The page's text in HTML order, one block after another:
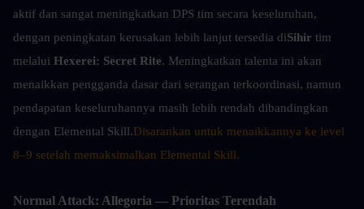
aktif dan sangat meningkatkan DPS tim secara keseluruhan,
dengan peningkatan kerusakan lebih lanjut tersedia diSihir tim
melalui Hexerei: Secret Rite. Meningkatkan talenta ini akan
menaikkan pengganda dasar dari serangan terkoordinasi, namun
pendapatan keseluruhannya masih lebih rendah dibandingkan
dengan Elemental Skill.Disarankan untuk menaikkannya ke level
8–9 setelah memaksimalkan Elemental Skill.
Normal Attack: Allegoria — Prioritas Terendah